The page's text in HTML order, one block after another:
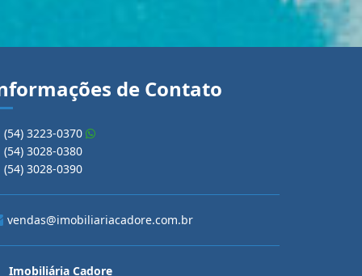
de Contato
(54) 3223-0370
(54) 3028-0380
(54) 3028-0390
vendas@imobiliariacadore.com.br
Imobiliária Cadore